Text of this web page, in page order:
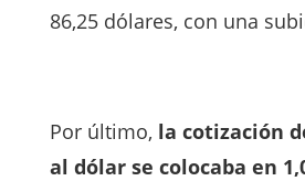
86,25 dólares, con una
Por último, la cotización
al dólar se colocaba en